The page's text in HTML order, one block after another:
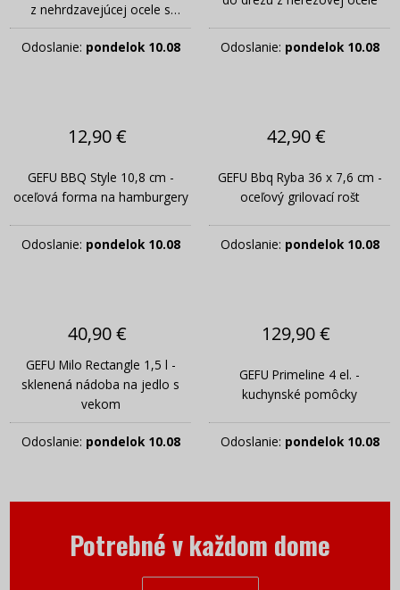
z nehrdzavejúcej ocele s
príslušenstvom
Odoslanie: pondelok 10.08 Odoslanie: pondelok 10.08
12,90 €
GEFU BBQ Style 10,8 cm -
oceľová forma na hamburgery
Odoslanie: pondelok 10.08
42,90 €
GEFU Bbq Ryba 36 x 7,6 cm -
oceľový grilovací rošt
Odoslanie: pondelok 10.08
40,90 €
GEFU Milo Rectangle 1,5 l -
sklenená nádoba na jedlo s
vekom
Odoslanie: pondelok 10.08
129,90 €
GEFU Primeline 4 el. -
kuchynské pomôcky
Odoslanie: pondelok 10.08
Potrebné v každom dome